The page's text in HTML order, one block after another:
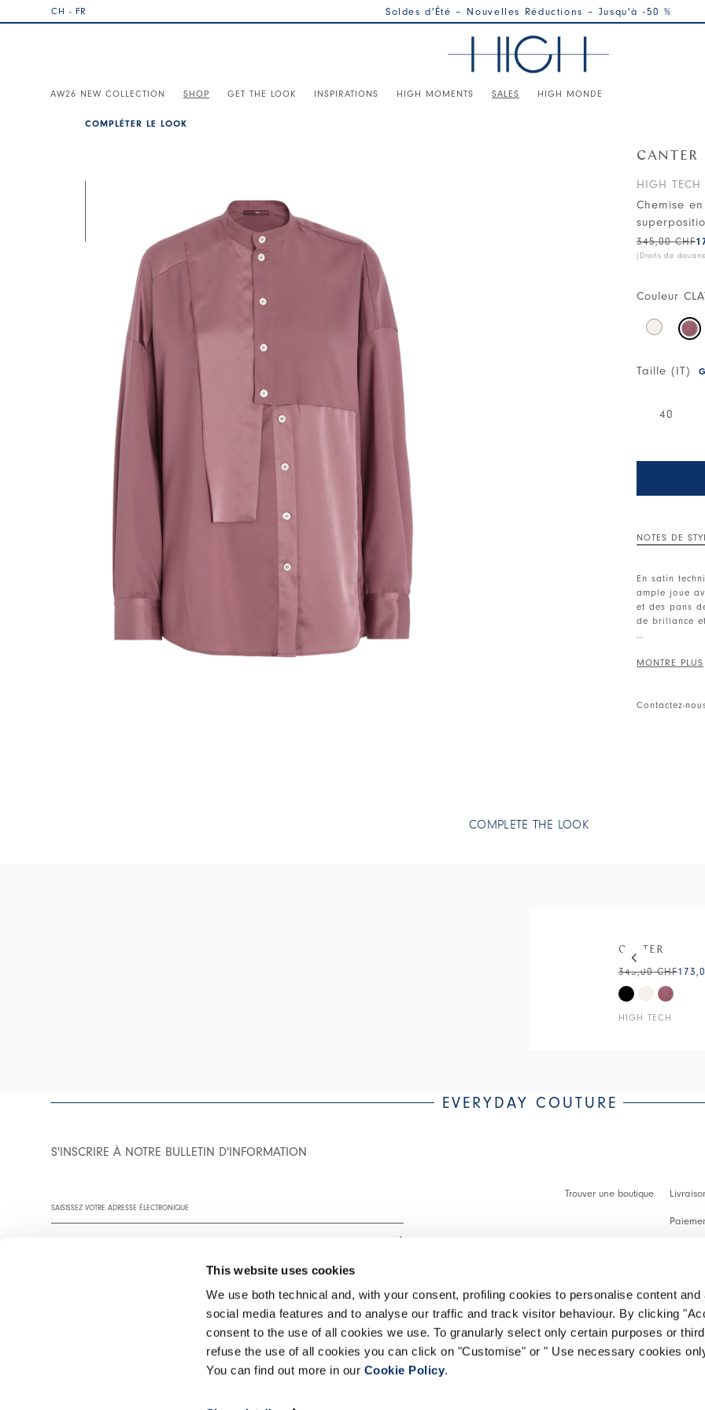
This website uses cookies
We use both technical and, with your consent, profiling cookies to personalise content and
social media features and to analyse our traffic and track visitor behaviour. By clicking
consent to the use of all cookies we use. To granularly select only certain purposes or
refuse the use of all cookies you can click on "Customise" or " Use necessary cookies
You can find out more in our Cookie Policy.
CH - FR Soldes d'Été – Nouvelles Réductions – Jusqu'à -50 %
AW26 NEW COLLECTION SHOP GET THE LOOK INSPIRATIONS HIGH MOMENTS SALES HIGH MONDE
COMPLÉTER LE LOOK
CANTER
HIGH TECH
Chemise
345,00 CHF
(Droits de
Couleur
Taille (IT)
40
NOTES DE
En satin
ample joue
et des pans
de brillance
tombantes.
• Satin
Contactez-
COMPLETE THE LOOK
CANTER
HIGH TECH
345,00 CHF
EVERYDAY COUTURE
S'INSCRIRE À NOTRE BULLETIN D'INFORMATION
Vous êtes invité à lire notre politique de confidentialité dans son intégralité.
Trouver une boutique